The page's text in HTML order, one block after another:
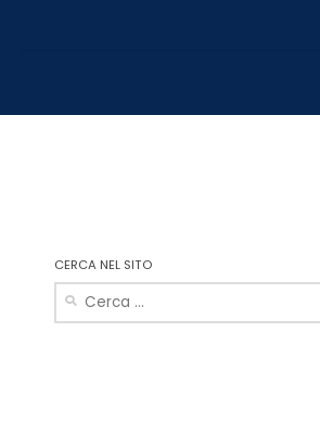
CERCA NEL SITO
Ricerca
per: